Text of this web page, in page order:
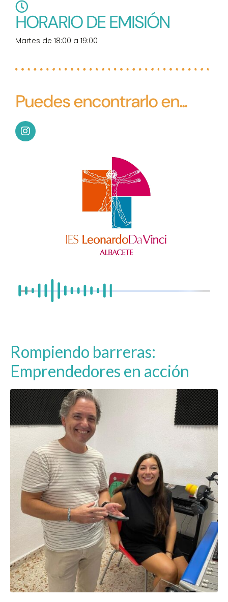
HORARIO DE EMISIÓN
Martes de 18:00 a 19:00
Puedes encontrarlo en...
Rompiendo barreras:
Emprendedores en acción